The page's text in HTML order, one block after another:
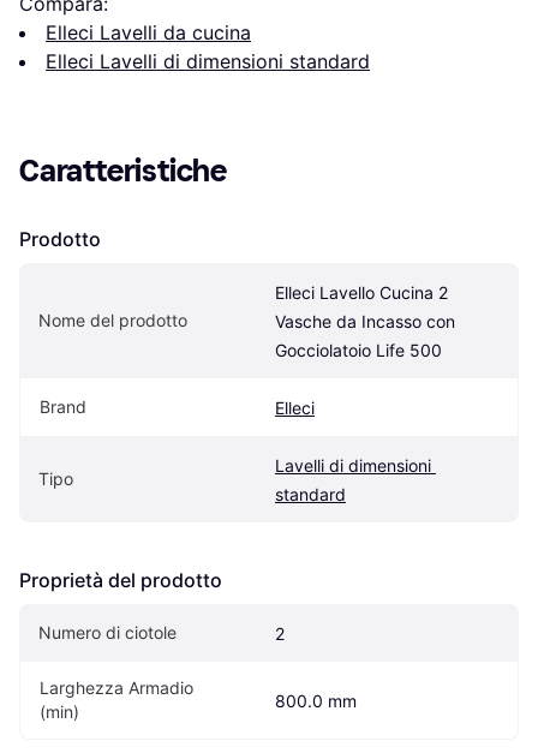
Elleci Lavelli da cucina
Elleci Lavelli di dimensioni standard
Caratteristiche
Prodotto
Nome del prodotto
Elleci Lavello Cucina 2
Vasche da Incasso con
Gocciolatoio Life 500
Brand Elleci
Tipo
Lavelli di dimensioni
standard
Proprietà del prodotto
Numero di ciotole 2
Larghezza Armadio
(min)
800.0 mm